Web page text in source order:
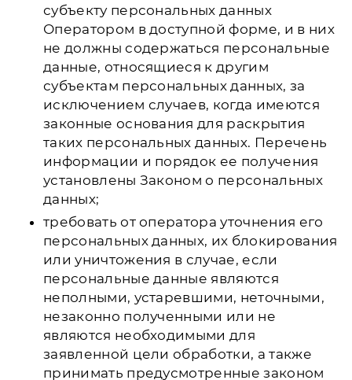
субъекту персональных данных
Оператором в доступной форме, и в них
не должны содержаться персональные
данные, относящиеся к другим
субъектам персональных данных, за
исключением случаев, когда имеются
законные основания для раскрытия
таких персональных данных. Перечень
информации и порядок ее получения
установлены Законом о персональных
данных;
требовать от оператора уточнения его
персональных данных, их блокирования
или уничтожения в случае, если
персональные данные являются
неполными, устаревшими, неточными,
незаконно полученными или не
являются необходимыми для
заявленной цели обработки, а также
принимать предусмотренные законом